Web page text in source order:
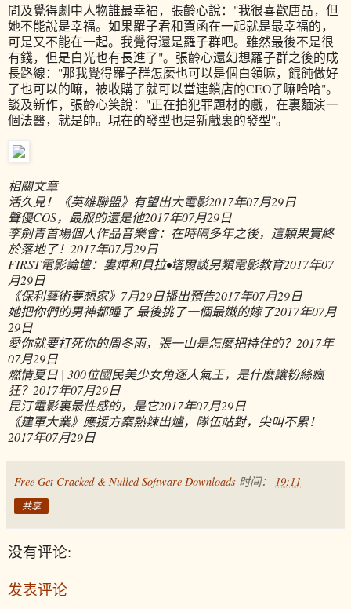
問及覺得劇中人物誰最幸福，張齡心說："我很喜歡唐晶，但
她不能說是幸福。如果羅子君和賀函在一起就是最幸福的，
可是又不能在一起。我覺得還是羅子群吧。雖然最後不是很
有錢，但是白光也有長進了"。張齡心還幻想羅子群之後的成
長路線："那我覺得羅子群怎麼也可以是個白領嘛，餛飩做好
了也可以的嘛，被收購了就可以當連鎖店的CEO了嘛哈哈"。
談及新作，張齡心笑說："正在拍犯罪題材的戲，在裏麵演一
個法醫，就是帥。現在的發型也是新戲裏的發型"。
相關文章
活久見！《英雄聯盟》有望出大電影2017年07月29日
聲優COS，最服的還是他2017年07月29日
李劍青首場個人作品音樂會：在時隔多年之後，這顆果實終
於落地了！ 2017年07月29日
FIRST電影論壇：婁燁和貝拉•塔爾談另類電影教育2017年07
月29日
《保利藝術夢想家》7月29日播出預告2017年07月29日
她把你們的男神都睡了 最後挑了一個最嫩的嫁了2017年07月
29日
愛你就要打死你的周冬雨，張一山是怎麼把持住的？ 2017年
07月29日
燃情夏日 | 300位國民美少女角逐人氣王，是什麼讓粉絲瘋
狂？ 2017年07月29日
昆汀電影裏最性感的，是它2017年07月29日
《建軍大業》應援方案熱辣出爐，隊伍站對，尖叫不累！
2017年07月29日
Free Get Cracked & Nulled Software Downloads 时间： 19:11
共享
没有评论:
发表评论